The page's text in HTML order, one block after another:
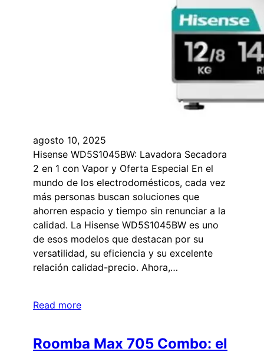
agosto 10, 2025
Hisense WD5S1045BW: Lavadora Secadora
2 en 1 con Vapor y Oferta Especial En el
mundo de los electrodomésticos, cada vez
más personas buscan soluciones que
ahorren espacio y tiempo sin renunciar a la
calidad. La Hisense WD5S1045BW es uno
de esos modelos que destacan por su
versatilidad, su eficiencia y su excelente
relación calidad-precio. Ahora,…
Read more
Roomba Max 705 Combo: el